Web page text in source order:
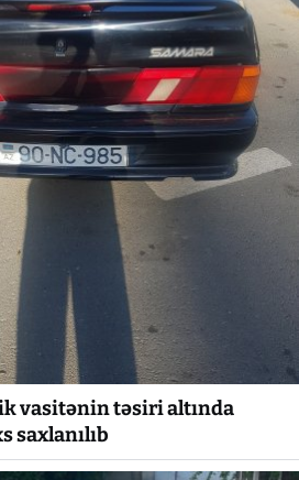
vasitənin təsiri altında
saxlanılıb